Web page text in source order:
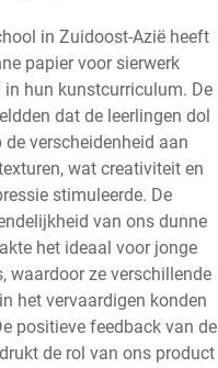
in Zuidoost-Azië heeft
papier voor sierwerk
in hun kunstcurriculum. De
dat de leerlingen dol
de verscheidenheid aan
wat creativiteit en
stimuleerde. De
van ons dunne
het ideaal voor jonge
waardoor ze verschillende
het vervaardigen konden
positieve feedback van de
de rol van ons product